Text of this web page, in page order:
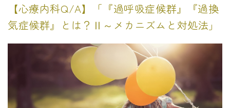
【心療内科Q/A】「『過呼吸症候群』『過換
気症候群』とは？Ⅱ～メカニズムと対処法」